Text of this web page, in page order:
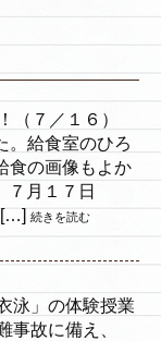
（７／１６）
。給食室のひろ
食の画像もよか
月１７日
[…] 続きを読む
泳」の体験授業
事故に備え、